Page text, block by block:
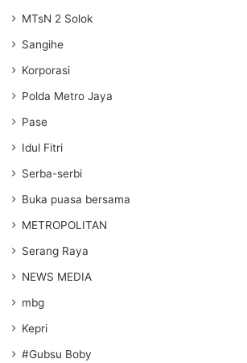
MTsN 2 Solok
Sangihe
Korporasi
Polda Metro Jaya
Pase
Idul Fitri
Serba-serbi
Buka puasa bersama
METROPOLITAN
Serang Raya
NEWS MEDIA
mbg
Kepri
#Gubsu Boby